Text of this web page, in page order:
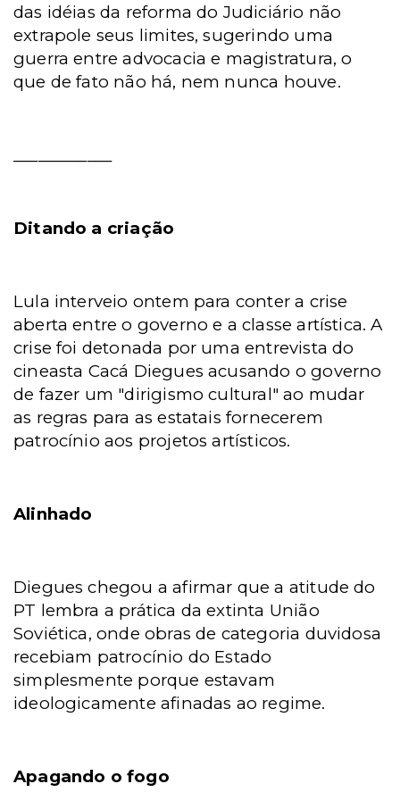
das idéias da reforma do Judiciário não
extrapole seus limites, sugerindo uma
guerra entre advocacia e magistratura, o
que de fato não há, nem nunca houve.
Ditando a criação
Lula interveio ontem para conter a crise
aberta entre o governo e a classe artística. A
crise foi detonada por uma entrevista do
cineasta Cacá Diegues acusando o governo
de fazer um "dirigismo cultural" ao mudar
as regras para as estatais fornecerem
patrocínio aos projetos artísticos.
Alinhado
Diegues chegou a afirmar que a atitude do
PT lembra a prática da extinta União
Soviética, onde obras de categoria duvidosa
recebiam patrocínio do Estado
simplesmente porque estavam
ideologicamente afinadas ao regime.
Apagando o fogo